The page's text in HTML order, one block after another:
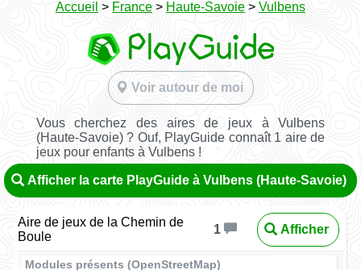
Accueil > France > Haute-Savoie > Vulbens
Voir autour de moi
Vous cherchez des aires de jeux à Vulbens
(Haute-Savoie) ? Ouf, PlayGuide connaît 1 aire de
jeux pour enfants à Vulbens !
Afficher la carte PlayGuide à Vulbens (Haute-Savoie)
Aire de jeux de la Chemin de
Boule
1 Afficher
Modules présents (OpenStreetMap)